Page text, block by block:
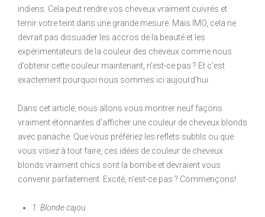
indiens. Cela peut rendre vos cheveux vraiment cuivrés et
ternir votre teint dans une grande mesure. Mais IMO, cela ne
devrait pas dissuader les accros de la beauté et les
expérimentateurs de la couleur des cheveux comme nous
d’obtenir cette couleur maintenant, n’est-ce pas ? Et c’est
exactement pourquoi nous sommes ici aujourd’hui.
Dans cet article, nous allons vous montrer neuf façons
vraiment étonnantes d’afficher une couleur de cheveux blonds
avec panache. Que vous préfériez les reflets subtils ou que
vous visiez à tout faire, ces idées de couleur de cheveux
blonds vraiment chics sont la bombe et devraient vous
convenir parfaitement. Excité, n’est-ce pas ? Commençons!
1. Blonde cajou